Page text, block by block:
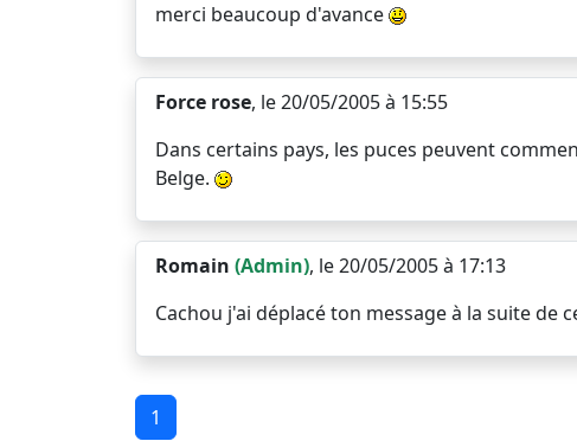
merci beaucoup d'avance
Force rose, le 20/05/2005 à 15:55
Dans certains pays, les puces peuvent
Belge.
Romain (Admin), le 20/05/2005 à 17:13
Cachou j'ai déplacé ton message à la suite de
1